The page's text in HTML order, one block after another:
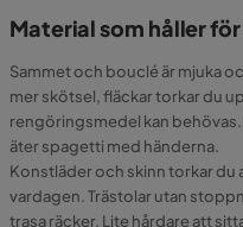
Material som håller
Sammet och bouclé är mjuka
mer skötsel, fläckar torkar du
rengöringsmedel kan behövas.
äter spagetti med händerna.
Konstläder och skinn torkar du
vardagen. Trästolar utan
trasa räcker. Lite hårdare att